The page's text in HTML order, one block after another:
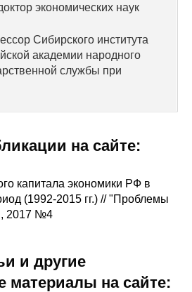
коррупции
для СМИ
экономических наук
Сибирского института
академии народного
службы при
на сайте:
капитала экономики РФ в
(1992-2015 гг.) // "Проблемы
2017 №4
и другие
материалы на сайте: